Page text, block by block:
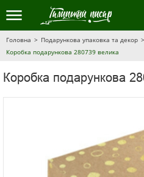
Головна Подарункова упаковка та декор
Коробка подарункова 280739 велика
Коробка подарункова